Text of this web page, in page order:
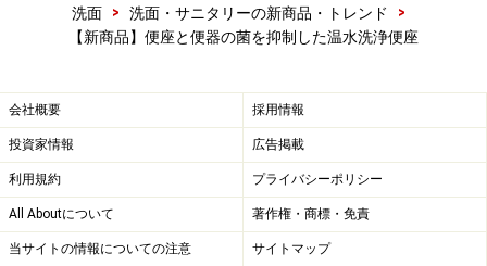
洗面
> 洗面・サニタリーの新商品・トレンド
>
【新商品】便座と便器の菌を抑制した温水洗浄便座
会社概要 採用情報
投資家情報 広告掲載
利用規約 プライバシーポリシー
All Aboutについて 著作権・商標・免責
当サイトの情報についての注意 サイトマップ